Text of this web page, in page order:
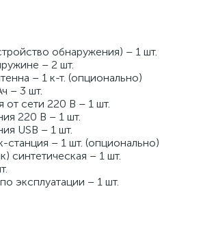
обнаружения) – 1 шт.
– 2 шт.
– 1 к-т. (опционально)
– 3 шт.
от сети 220 В – 1 шт.
220 В – 1 шт.
USB – 1 шт.
станция – 1 шт. (опционально)
синтетическая – 1 шт.
эксплуатации – 1 шт.